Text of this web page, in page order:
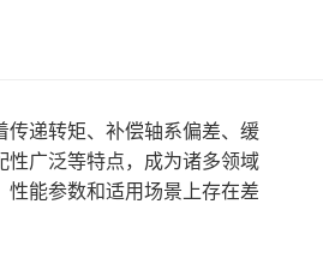
传递转矩、补偿轴系偏差、缓
性广泛等特点，成为诸多领域
能参数和适用场景上存在差